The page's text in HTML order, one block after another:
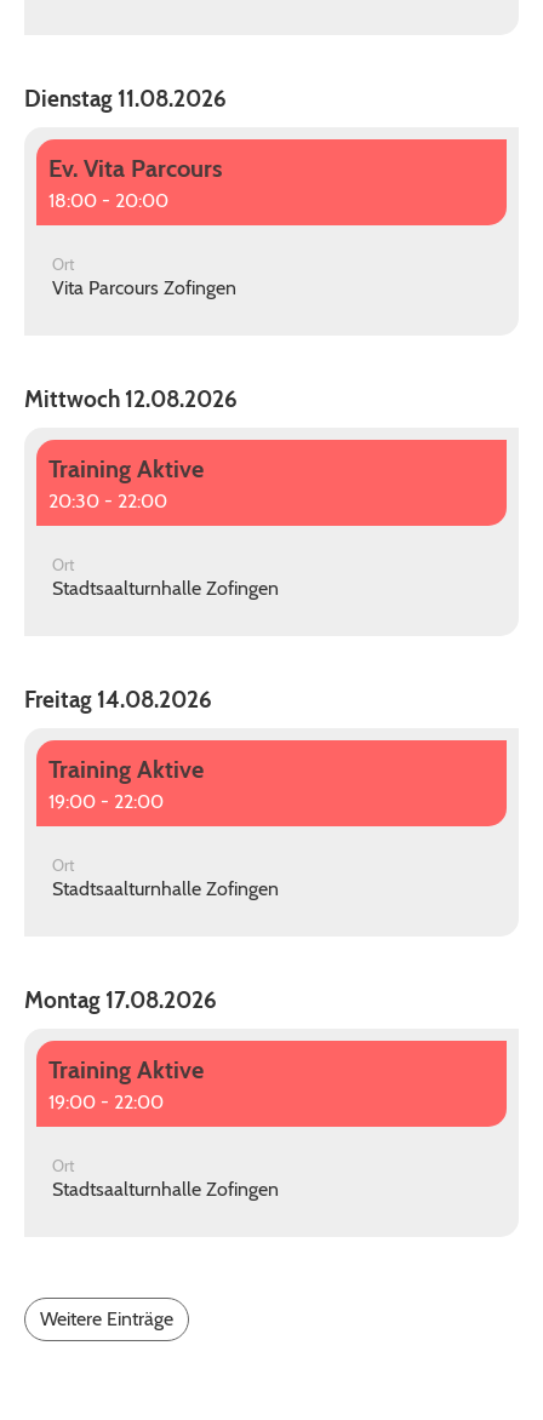
Dienstag 11.08.2026
Ev. Vita Parcours
18:00 - 20:00
Ort
Vita Parcours Zofingen
Mittwoch 12.08.2026
Training Aktive
20:30 - 22:00
Ort
Stadtsaalturnhalle Zofingen
Freitag 14.08.2026
Training Aktive
19:00 - 22:00
Ort
Stadtsaalturnhalle Zofingen
Montag 17.08.2026
Training Aktive
19:00 - 22:00
Ort
Stadtsaalturnhalle Zofingen
Weitere Einträge